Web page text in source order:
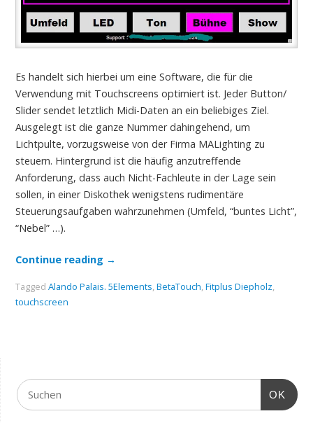
Es handelt sich hierbei um eine Software, die für die
Verwendung mit Touchscreens optimiert ist. Jeder Button/
Slider sendet letztlich Midi-Daten an ein beliebiges Ziel.
Ausgelegt ist die ganze Nummer dahingehend, um
Lichtpulte, vorzugsweise von der Firma MALighting zu
steuern. Hintergrund ist die häufig anzutreffende
Anforderung, dass auch Nicht-Fachleute in der Lage sein
sollen, in einer Diskothek wenigstens rudimentäre
Steuerungsaufgaben wahrzunehmen (Umfeld, “buntes Licht”,
“Nebel” …).
Continue reading →
Tagged Alando Palais. 5Elements, BetaTouch, Fitplus Diepholz,
touchscreen
OK